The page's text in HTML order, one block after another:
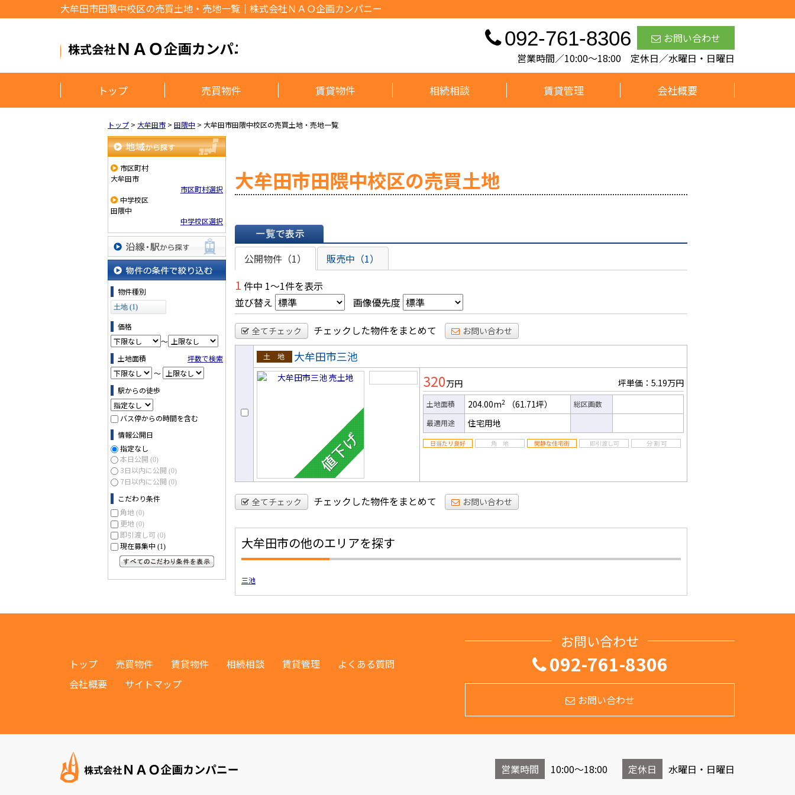
大牟田市田隈中校区の売買土地・売地一覧｜株式会社ＮＡＯ企画カンパニー
092-761-8306
お問い合わせ
営業時間／10:00～18:00 定休日／水曜日・日曜日
トップ 売買物件 賃貸物件 相続相談 賃貸管理 会社概要
トップ > 大牟田市 > 田隈中 > 大牟田市田隈中校区の売買土地・売地一覧
地域から探す
市区町村
大牟田市
市区町村選択
中学校区
田隈中
中学校区選択
沿線・駅から探す
物件の条件で絞り込む
物件種別
土地 (1)
価格
～
土地面積
坪数で検索
～
駅からの徒歩
バス停からの時間を含む
情報公開日
指定なし
本日公開 (0)
3日以内に公開 (0)
7日以内に公開 (0)
こだわり条件
角地 (0)
更地 (0)
即引渡し可 (0)
現在募集中 (1)
大牟田市田隈中校区の売買土地
一覧で表示
公開物件（1） 販売中（1）
1 件中 1～1件を表示
並び替え
画像優先度
全てチェック チェックした物件をまとめて お問い合わせ
売土地
大牟田市三池
320万円 坪単価：5.19万円
土地面積 204.00m2 （61.71坪）
総区画数
最適用途
住宅用地
全てチェック チェックした物件をまとめて お問い合わせ
大牟田市の他のエリアを探す
三池
トップ 売買物件 賃貸物件 相続相談 賃貸管理
よくある質問
会社概要
サイトマップ
お問い合わせ
092-761-8306
お問い合わせ
営業時間 10:00～18:00 定休日 水曜日・日曜日